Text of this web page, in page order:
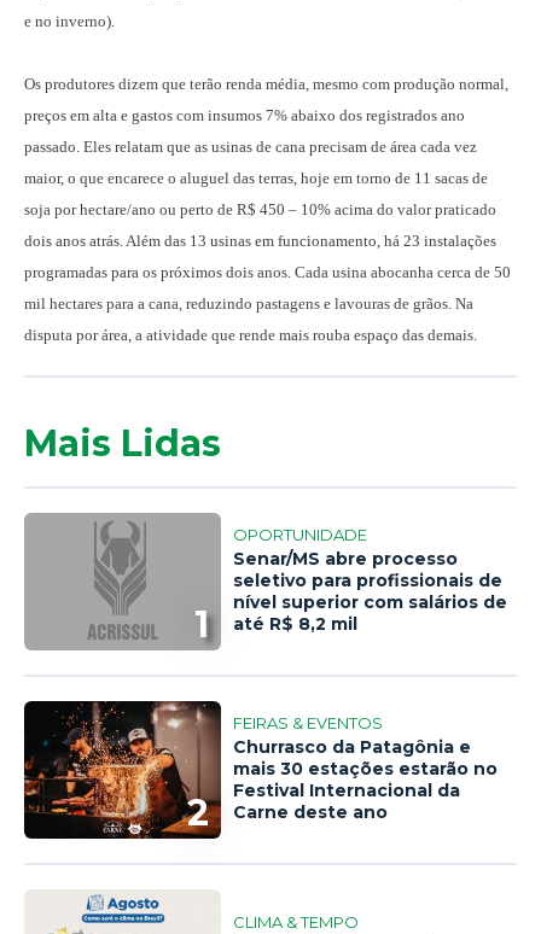
e no inverno).
Os produtores dizem que terão renda média, mesmo com produção normal,
preços em alta e gastos com insumos 7% abaixo dos registrados ano
passado. Eles relatam que as usinas de cana precisam de área cada vez
maior, o que encarece o aluguel das terras, hoje em torno de 11 sacas de
soja por hectare/ano ou perto de R$ 450 – 10% acima do valor praticado
dois anos atrás. Além das 13 usinas em funcionamento, há 23 instalações
programadas para os próximos dois anos. Cada usina abocanha cerca de 50
mil hectares para a cana, reduzindo pastagens e lavouras de grãos. Na
disputa por área, a atividade que rende mais rouba espaço das demais.
Mais Lidas
1
OPORTUNIDADE
Senar/MS abre processo
seletivo para profissionais de
nível superior com salários de
até R$ 8,2 mil
2
FEIRAS & EVENTOS
Churrasco da Patagônia e
mais 30 estações estarão no
Festival Internacional da
Carne deste ano
CLIMA & TEMPO